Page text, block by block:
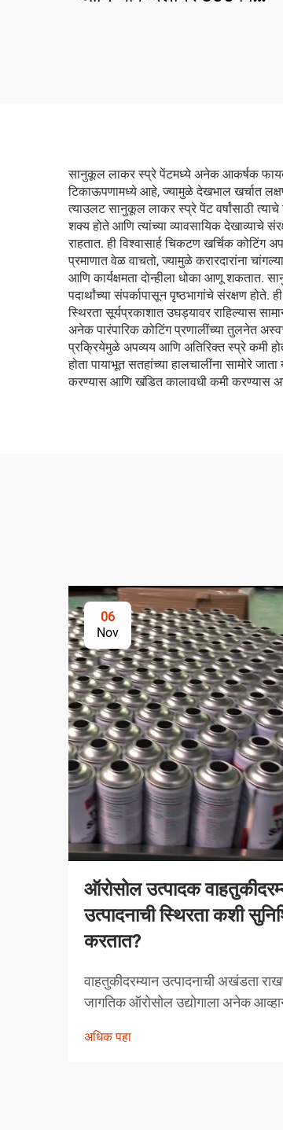
सानुकूल लाकर स्प्रे पेंटमध्ये अनेक आकर्षक फायदे
टिकाऊपणामध्ये आहे, ज्यामुळे देखभाल खर्चात
त्याउलट सानुकूल लाकर स्प्रे पेंट वर्षांसाठी
शक्य होते आणि त्यांच्या व्यावसायिक देखाव्याचे
राहतात. ही विश्वासार्ह चिकटण खर्चिक कोटिंग
प्रमाणात वेळ वाचतो, ज्यामुळे करारदारांना
आणि कार्यक्षमता दोन्हीला धोका आणू शकतात.
पदार्थांच्या संपर्कापासून पृष्ठभागांचे संरक्षण
स्थिरता सूर्यप्रकाशात उघड्यावर राहिल्यास
अनेक पारंपारिक कोटिंग प्रणालींच्या तुलनेत
प्रक्रियेमुळे अपव्यय आणि अतिरिक्त स्प्रे कमी
होता पायाभूत सतहांच्या हालचालींना सामोरे
करण्यास आणि खंडित कालावधी कमी करण्यास
06
Nov
ऑरोसोल उत्पादक
उत्पादनाची स्थिरता कशी
करतात?
वाहतुकीदरम्यान उत्पादनाची अखंडता
जागतिक ऑरोसोल उद्योगाला अनेक
आणि हाताळणीच्या समस्यांपासून मोकळे
अधिक पहा